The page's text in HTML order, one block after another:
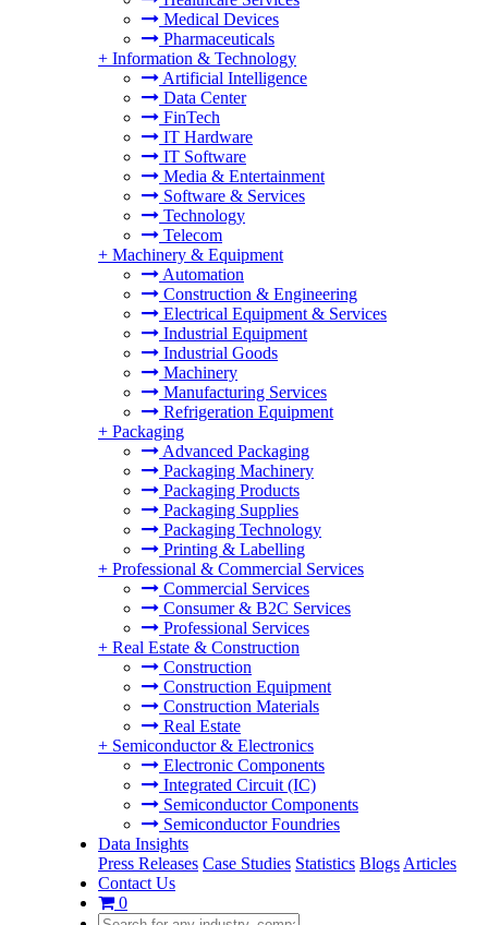
Medical Devices
Pharmaceuticals
+ Information & Technology
Artificial Intelligence
Data Center
FinTech
IT Hardware
IT Software
Media & Entertainment
Software & Services
Technology
Telecom
+ Machinery & Equipment
Automation
Construction & Engineering
Electrical Equipment & Services
Industrial Equipment
Industrial Goods
Machinery
Manufacturing Services
Refrigeration Equipment
+ Packaging
Advanced Packaging
Packaging Machinery
Packaging Products
Packaging Supplies
Packaging Technology
Printing & Labelling
+ Professional & Commercial Services
Commercial Services
Consumer & B2C Services
Professional Services
+ Real Estate & Construction
Construction
Construction Equipment
Construction Materials
Real Estate
+ Semiconductor & Electronics
Electronic Components
Integrated Circuit (IC)
Semiconductor Components
Semiconductor Foundries
Data Insights
Press Releases Case Studies Statistics Blogs Articles
Contact Us
0